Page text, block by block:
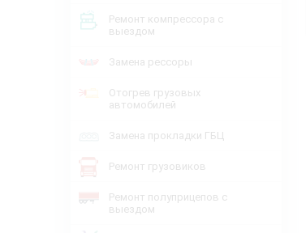
Ремонт компрессора с
выездом
Замена рессоры
Отогрев грузовых
автомобилей
Замена прокладки ГБЦ
Ремонт грузовиков
Ремонт полуприцепов с
выездом